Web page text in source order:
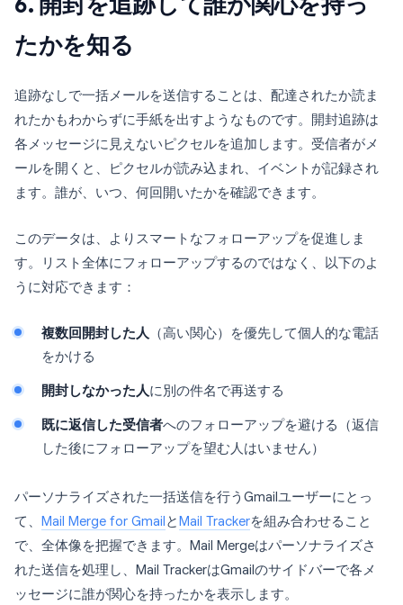
たかを知る
追跡なしで一括メールを送信することは、配達されたか読ま
れたかもわからずに手紙を出すようなものです。開封追跡は
各メッセージに見えないピクセルを追加します。受信者がメ
ールを開くと、ピクセルが読み込まれ、イベントが記録され
ます。誰が、いつ、何回開いたかを確認できます。
このデータは、よりスマートなフォローアップを促進しま
す。リスト全体にフォローアップするのではなく、以下のよ
うに対応できます：
複数回開封した人 （高い関心）を優先して個人的な電話
をかける
開封しなかった人に別の件名で再送する
既に返信した受信者へのフォローアップを避ける（返信
した後にフォローアップを望む人はいません）
パーソナライズされた一括送信を行うGmailユーザーにとっ
て、 Mail Merge for GmailとMail Trackerを組み合わせること
で、全体像を把握できます。Mail Mergeはパーソナライズさ
れた送信を処理し、Mail TrackerはGmailのサイドバーで各メ
ッセージに誰が関心を持ったかを表示します。